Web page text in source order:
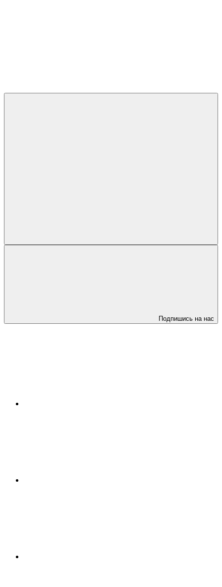
Подпишись на нас